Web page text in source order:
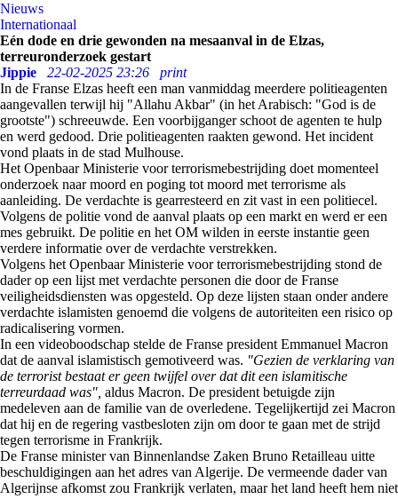
Nieuws
Internationaal
Eén dode en drie gewonden na mesaanval in de Elzas,
terreuronderzoek gestart
Jippie
22-02-2025 23:26
print
In de Franse Elzas heeft een man vanmiddag meerdere politieagenten
aangevallen terwijl hij "Allahu Akbar" (in het Arabisch: "God is de
grootste") schreeuwde. Een voorbijganger schoot de agenten te hulp
en werd gedood. Drie politieagenten raakten gewond. Het incident
vond plaats in de stad Mulhouse.
Het Openbaar Ministerie voor terrorismebestrijding doet momenteel
onderzoek naar moord en poging tot moord met terrorisme als
aanleiding. De verdachte is gearresteerd en zit vast in een politiecel.
Volgens de politie vond de aanval plaats op een markt en werd er een
mes gebruikt. De politie en het OM wilden in eerste instantie geen
verdere informatie over de verdachte verstrekken.
Volgens het Openbaar Ministerie voor terrorismebestrijding stond de
dader op een lijst met verdachte personen die door de Franse
veiligheidsdiensten was opgesteld. Op deze lijsten staan onder andere
verdachte islamisten genoemd die volgens de autoriteiten een risico op
radicalisering vormen.
In een videoboodschap stelde de Franse president Emmanuel Macron
dat de aanval islamistisch gemotiveerd was. "Gezien de verklaring van
de terrorist bestaat er geen twijfel over dat dit een islamitische
terreurdaad was", aldus Macron. De president betuigde zijn
medeleven aan de familie van de overledene. Tegelijkertijd zei Macron
dat hij en de regering vastbesloten zijn om door te gaan met de strijd
tegen terrorisme in Frankrijk.
De Franse minister van Binnenlandse Zaken Bruno Retailleau uitte
beschuldigingen aan het adres van Algerije. De vermeende dader van
Algerijnse afkomst zou Frankrijk verlaten, maar het land heeft hem niet